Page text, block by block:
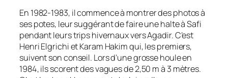
En 1982-1983, il commence à montrer des photos à
ses potes, leur suggérant de faire une halte à Safi
pendant leurs trips hivernaux vers Agadir. C’est
Henri Elgrichi et Karam Hakim qui, les premiers,
suivent son conseil. Lors d’une grosse houle en
1984, ils scorent des vagues de 2,50 m à 3 mètres.